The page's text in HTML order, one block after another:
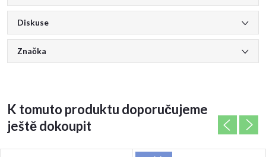
Diskuse
Značka
K tomuto produktu doporučujeme
ještě dokoupit